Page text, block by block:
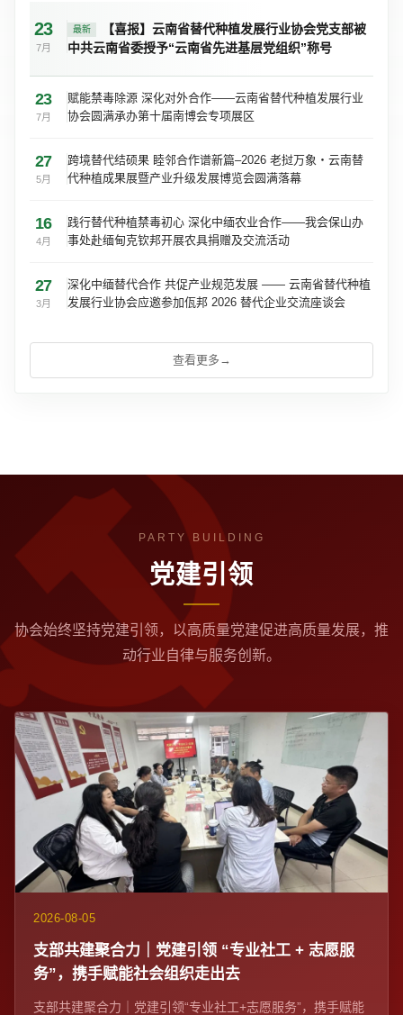
23
7月
最新
【喜报】云南省替代种植发展行业协会党支部被
中共云南省委授予“云南省先进基层党组织”称号
23
7月
赋能禁毒除源 深化对外合作——云南省替代种植发展行业
协会圆满承办第十届南博会专项展区
27
5月
跨境替代结硕果 睦邻合作谱新篇–2026 老挝万象・云南替
代种植成果展暨产业升级发展博览会圆满落幕
16
4月
践行替代种植禁毒初心 深化中缅农业合作——我会保山办
事处赴缅甸克钦邦开展农具捐赠及交流活动
27
3月
深化中缅替代合作 共促产业规范发展 —— 云南省替代种植
发展行业协会应邀参加佤邦 2026 替代企业交流座谈会
查看更多 →
党建引领
协会始终坚持党建引领，以高质量党建促进高质量发展，推
动行业自律与服务创新。
2026-08-05
支部共建聚合力｜党建引领 “专业社工 + 志愿服
务”，携手赋能社会组织走出去
支部共建聚合力｜党建引领“专业社工+志愿服务”，携手赋能